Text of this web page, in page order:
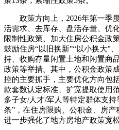
政策方向上，2026年第一季
活需求、去库存、盘活存量、优
限制性政策、加大住房公积金政
鼓励住房“以旧换新”“以小换大”
持、收购存量闲置土地和闲置商
政策等举措。其中，公积金政策
控的主要抓手，主要优化方向包
款套数认定标准、扩宽提取使用
多子女/人才/军人等特定群体支
条”，在住房限购、公积金、房产
进一步强化了地方房地产政策宽松